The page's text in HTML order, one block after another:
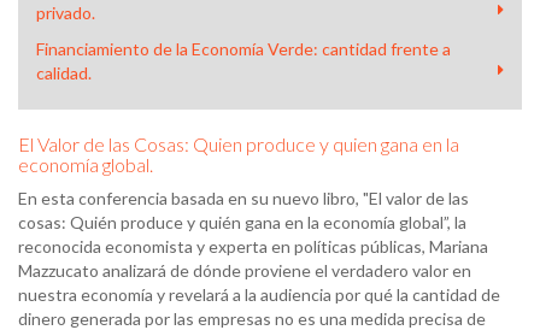
privado.
Financiamiento de la Economía Verde: cantidad frente a
calidad.
El Valor de las Cosas: Quien produce y quien gana en la
economía global.
En esta conferencia basada en su nuevo libro, "El valor de las
cosas: Quién produce y quién gana en la economía global”, la
reconocida economista y experta en políticas públicas, Mariana
Mazzucato analizará de dónde proviene el verdadero valor en
nuestra economía y revelará a la audiencia por qué la cantidad de
dinero generada por las empresas no es una medida precisa de